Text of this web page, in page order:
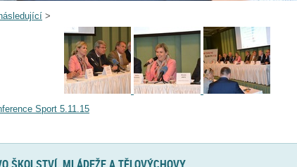
>
Sport 5.11.15